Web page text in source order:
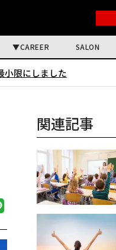
CAREER SALON
小限にしました
関連記事